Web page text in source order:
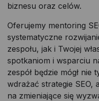
biznesu oraz celów.
Oferujemy mentoring
systematyczne
zespołu, jak i Twojej
spotkaniom i wsparciu
zespół będzie mógł nie
wdrażać strategie SEO,
na zmieniające się